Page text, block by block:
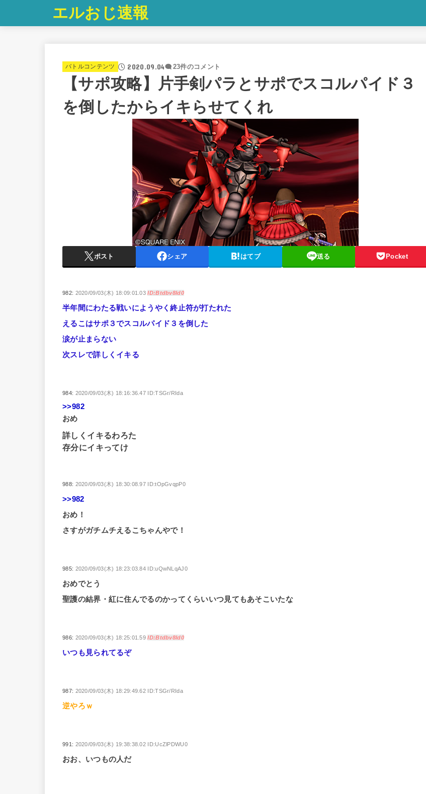
エルおじ速報
バトルコンテンツ 2020.09.04 23件のコメント
【サポ攻略】片手剣パラとサポでスコルパイド３
を倒したからイキらせてくれ
ポスト シェア はてブ 送る Pocket
982: 2020/09/03(木) 18:09:01.03ID:Btdbv8Id0
半年間にわたる戦いにようやく終止符が打たれた
えるこはサポ３でスコルパイド３を倒した
涙が止まらない
次スレで詳しくイキる
984: 2020/09/03(木) 18:16:36.47 ID:TSGr/RIda
>>982
おめ
詳しくイキるわろた
存分にイキってけ
988: 2020/09/03(木) 18:30:08.97 ID:tOpGvqpP0
>>982
おめ！
さすがガチムチえるこちゃんやで！
985: 2020/09/03(木) 18:23:03.84 ID:uQwNLqAJ0
おめでとう
聖護の結界・紅に住んでるのかってくらいいつ見てもあそこいたな
986: 2020/09/03(木) 18:25:01.59ID:Btdbv8Id0
いつも見られてるぞ
987: 2020/09/03(木) 18:29:49.62 ID:TSGr/RIda
逆やろｗ
991: 2020/09/03(木) 19:38:38.02 ID:UcZlPDWU0
おお、いつもの人だ